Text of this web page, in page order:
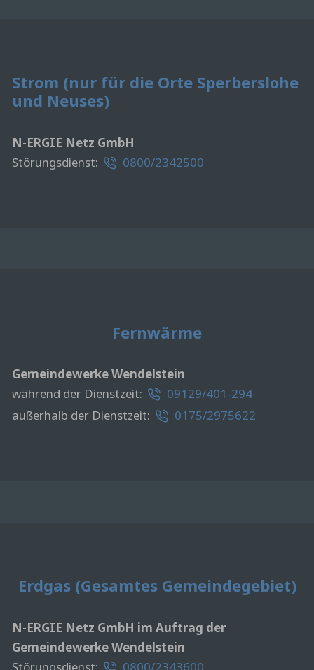
Strom (nur für die Orte Sperberslohe
und Neuses)
N-ERGIE Netz GmbH
Störungsdienst:
0800/2342500
Fernwärme
Gemeindewerke Wendelstein
während der Dienstzeit:
09129/401-294
außerhalb der Dienstzeit:
0175/2975622
Erdgas (Gesamtes Gemeindegebiet)
N-ERGIE Netz GmbH im Auftrag der
Gemeindewerke Wendelstein